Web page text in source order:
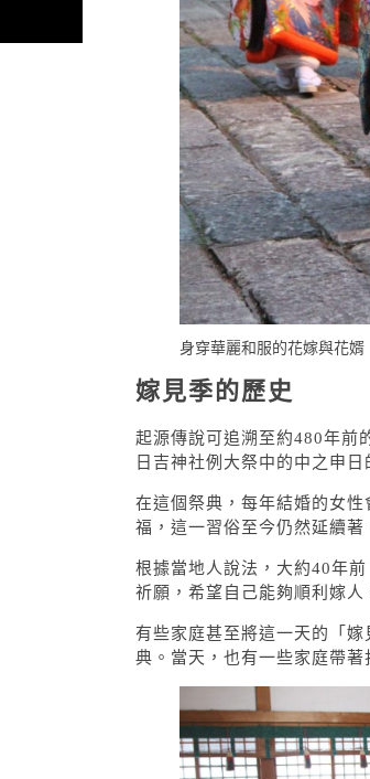
身穿華麗和服的花嫁與花婿
嫁見季的歷史
起源傳說可追溯至約480年前
日吉神社例大祭中的中之申日
在這個祭典，每年結婚的女
福，這一習俗至今仍然延續著
根據當地人說法，大約40年
祈願，希望自己能夠順利嫁人
有些家庭甚至將這一天的「
典。當天，也有一些家庭帶著